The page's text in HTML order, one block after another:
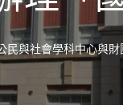
民與社會學科中心與